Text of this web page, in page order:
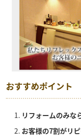
おすすめポイント
リフォームのみな
お客様の7割がリ